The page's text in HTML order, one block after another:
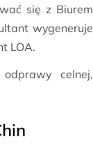
się z Biurem
wygeneruje
LOA.
celnej,